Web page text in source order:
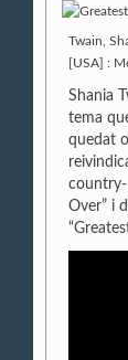
Twain,
[USA] :
Shania
tema
quedat
country-
Over” i